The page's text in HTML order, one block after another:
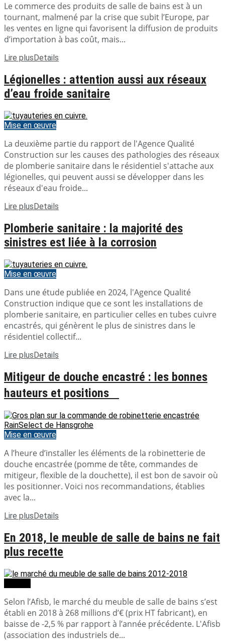
Le commerce des produits de salle de bains est à un
tournant, malmené par la crise que subit l’Europe, par
les ventes en ligne qui favorisent la diffusion de produits
d’importation à bas coût, mais...
Lire plus Details
Légionelles : attention aussi aux réseaux
d’eau froide sanitaire
Mise en œuvre
La deuxième partie du rapport de l'Agence Qualité
Construction sur les causes des pathologies des réseaux
de plomberie sanitaire dans le résidentiel s'attache aux
légionelles, qui peuvent aussi se développer dans les
réseaux d'eau froide...
Lire plus Details
Plomberie sanitaire : la majorité des
sinistres est liée à la corrosion
Mise en œuvre
Dans une étude publiée en 2024, l'Agence Qualité
Construction indique que ce sont les installations de
plomberie sanitaire, en particulier celles en tubes cuivre
encastrés, qui génèrent le plus de sinistres dans le
résidentiel collectif...
Lire plusDetails
Mitigeur de douche encastré : les bonnes
hauteurs et positions
Mise en œuvre
A l’heure d’installer les éléments de la robinetterie de
douche encastrée (pomme de tête, commandes de
mitigeur, flexible de la douchette), il est bon de savoir où
les positionner. Voici nos recommandations, établies
avec la...
Lire plusDetails
En 2018, le meuble de salle de bains ne fait
plus recette
Selon l’Afisb, le marché du meuble de salle de bains s’est
établi en 2018 à 268 millions d’€ (prix HT fabricant), en
baisse de -2,5 % par rapport à l’année précédente. L'Afisb
(association des industriels de...